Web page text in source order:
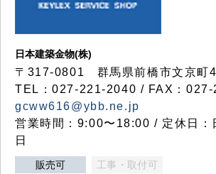
日本建築金物(株)
〒317‐0801 群馬県前橋市文京町
TEL：027-221-2040 / FAX：
gcww616@ybb.ne.jp
営業時間：9:00〜18:00 / 定休日：
日
販売可 工事・取付可